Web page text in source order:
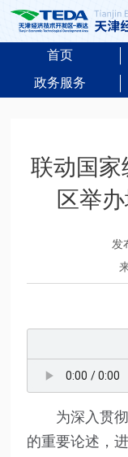
首页
政务服务
联动国家
区举
发
为深入贯
的重要论述，